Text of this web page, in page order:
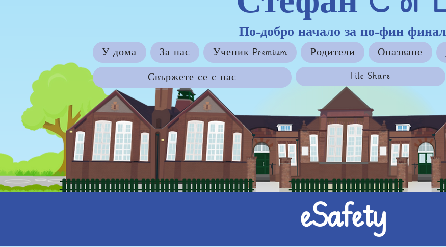
По-добро начало за по-фин финал
У дома За нас Ученик Premium Родители Опазване
Свържете се с нас File Share
eSafety